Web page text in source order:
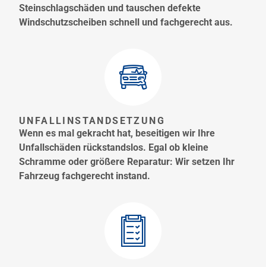
Steinschlagschäden und tauschen defekte
Windschutzscheiben schnell und fachgerecht aus.
UNFALLINSTANDSETZUNG
Wenn es mal gekracht hat, beseitigen wir Ihre
Unfallschäden rückstandslos. Egal ob kleine
Schramme oder größere Reparatur: Wir setzen Ihr
Fahrzeug fachgerecht instand.